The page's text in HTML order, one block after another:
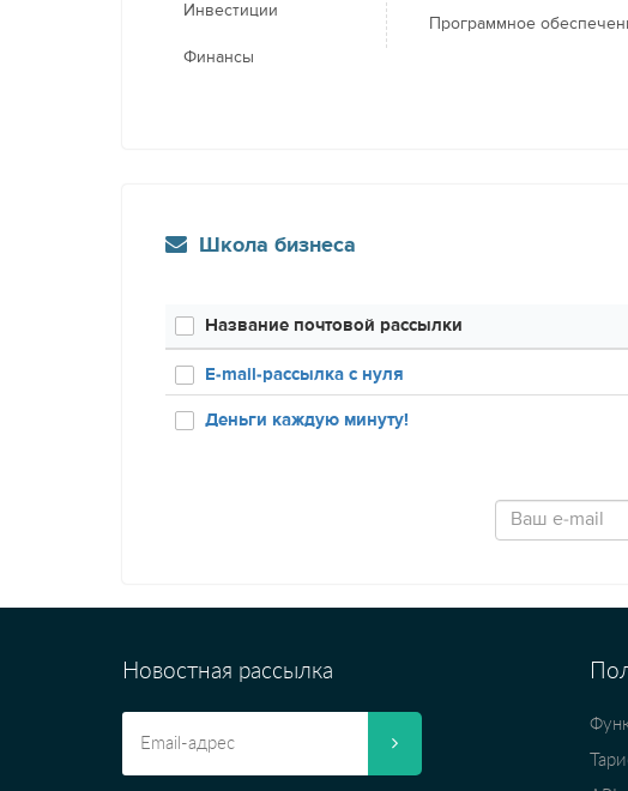
Инвестиции
Финансы
Программное
Школа бизнеса
Название почтовой рассылки
E-mail-рассылка с нуля
Деньги каждую минуту!
Новостная рассылка